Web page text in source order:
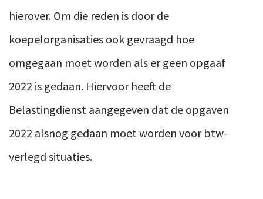
hierover. Om die reden is door de
koepelorganisaties ook gevraagd hoe
omgegaan moet worden als er geen opgaaf
2022 is gedaan. Hiervoor heeft de
Belastingdienst aangegeven dat de opgaven
2022 alsnog gedaan moet worden voor btw-
verlegd situaties.